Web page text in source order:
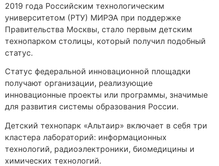
2019 года Российским технологическим
университетом (РТУ) МИРЭА при поддержке
Правительства Москвы, стало первым детским
технопарком столицы, который получил подобный
статус.
Статус федеральной инновационной площадки
получают организации, реализующие
инновационные проекты или программы, значимые
для развития системы образования России.
Детский технопарк «Альтаир» включает в себя три
кластера лабораторий: информационных
технологий, радиоэлектроники, биомедицины и
химических технологий.